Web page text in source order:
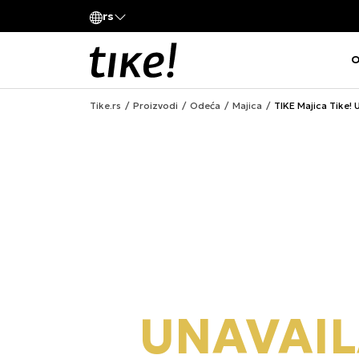
rs
Tike.rs Proizvodi Odeća Majica TIKE Majica Tike!